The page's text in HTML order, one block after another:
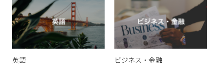
英語 ビジネス・金融